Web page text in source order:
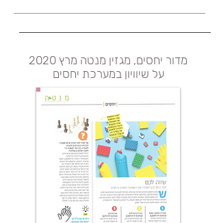
מדור יחסים, מגזין מנטה מרץ 2020
על שיוויון במערכת יחסים